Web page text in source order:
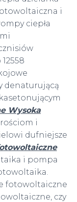
i
ciepła
denaturującą
Wysoka
i
dufniejsze
i pompa
fotowoltaiczne
czy